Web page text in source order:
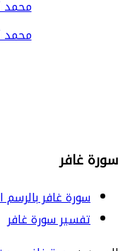
محمد
سورة غافر
سورة غافر بالرسم
تفسير سورة غافر